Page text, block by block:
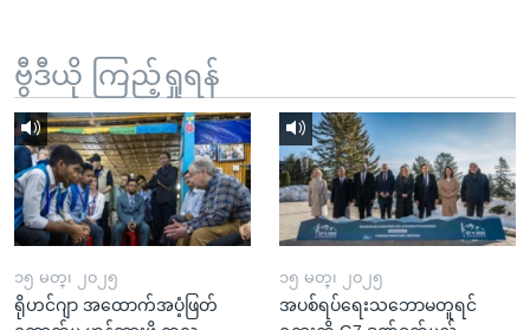
ဗွီဒီယို ကြည့်ရှုရန်
၁၅ မတ္၊ ၂၀၂၅
ရိုဟင်ဂျာ အထောက်အပံ့ဖြတ်
၁၅ မတ္၊ ၂၀၂၅
အပစ်ရပ်ရေးသဘောမတူရင်